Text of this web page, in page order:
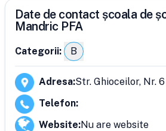
Date de contact școala de
Mandric PFA
Categorii: B
Adresa:Str. Ghioceilor, Nr. 6
Telefon:
Website:Nu are website